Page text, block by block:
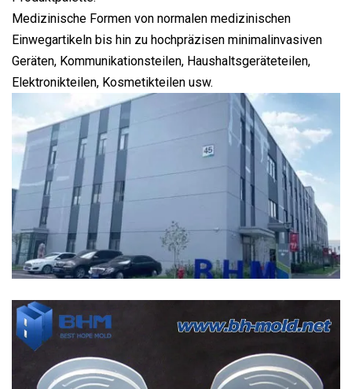
Medizinische Formen von normalen medizinischen
Einwegartikeln bis hin zu hochpräzisen minimalinvasiven
Geräten, Kommunikationsteilen, Haushaltsgeräteteilen,
Elektronikteilen, Kosmetikteilen usw.